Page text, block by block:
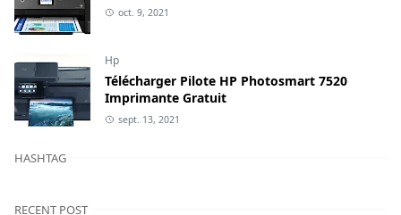
oct. 9, 2021
Hp
Télécharger Pilote HP Photosmart 7520
Imprimante Gratuit
sept. 13, 2021
HASHTAG
RECENT POST